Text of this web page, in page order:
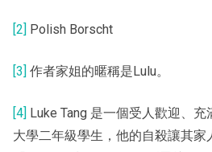
[2] Polish Borscht
[3] 作者家姐的暱稱是Lulu。
[4] Luke Tang 是一個受人歡迎、
大學二年級學生，他的自殺讓其家